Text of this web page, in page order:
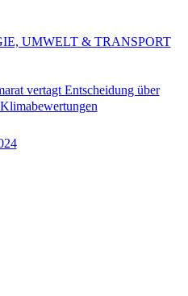
vertagt Entscheidung über
UMWELT & TRANSPORT